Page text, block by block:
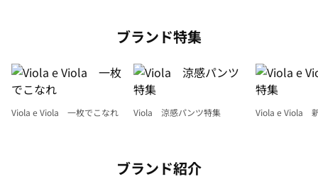
ブランド特集
Viola e Viola 一枚でこなれ Viola 涼感パンツ特集 Viola e Viola
ブランド紹介